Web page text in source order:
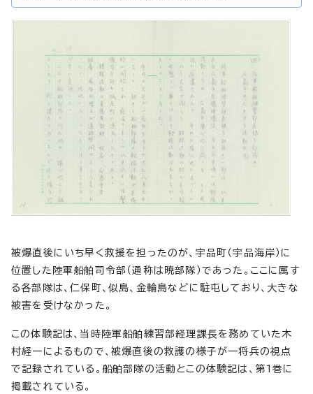
被爆直後にいち早く救援を担ったのが、宇品町（宇品海岸）に
位置した陸軍船舶司令部（通称は暁部隊）であった。ここに属す
る各部隊は、仁保町、似島、金輪島などに駐屯しており、大きな
被害を受けなかった。
この体験記は、当時陸軍船舶練習部経理課長を務めていた木
村経一によるもので、被爆直後の救護の様子が一将兵の視点
で記録されている。船舶部隊の活動とこの体験記は、第1巻に
掲載されている。